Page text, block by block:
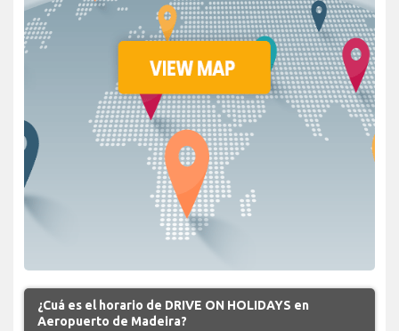
¿Cuá es el horario de DRIVE ON HOLIDAYS en
Aeropuerto de Madeira?